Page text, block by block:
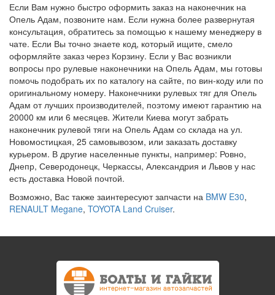
Если Вам нужно быстро оформить заказ на наконечник на
Опель Адам, позвоните нам. Если нужна более развернутая
консультация, обратитесь за помощью к нашему менеджеру в
чате. Если Вы точно знаете код, который ищите, смело
оформляйте заказ через Корзину. Если у Вас возникли
вопросы про рулевые наконечники на Опель Адам, мы готовы
помочь подобрать их по каталогу на сайте, по вин-коду или по
оригинальному номеру. Наконечники рулевых тяг для Опель
Адам от лучших производителей, поэтому имеют гарантию на
20000 км или 6 месяцев. Жители Киева могут забрать
наконечник рулевой тяги на Опель Адам со склада на ул.
Новомостицкая, 25 самовывозом, или заказать доставку
курьером. В другие населенные пункты, например: Ровно,
Днепр, Северодонецк, Черкассы, Александрия и Львов у нас
есть доставка Новой почтой.
Возможно, Вас также заинтересуют запчасти на BMW E30,
RENAULT Megane, TOYOTA Land Cruiser.